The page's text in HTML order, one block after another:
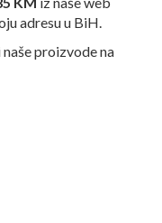
adresu u BiH.
proizvode na